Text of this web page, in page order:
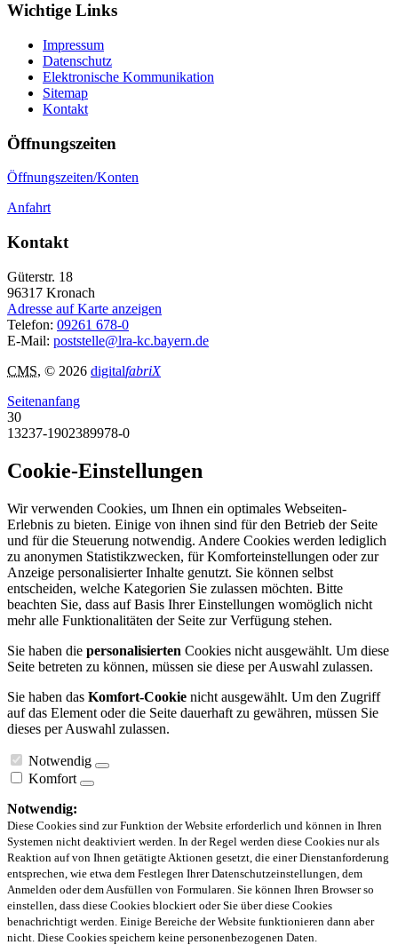
Wichtige Links
Impressum
Datenschutz
Elektronische Kommunikation
Sitemap
Kontakt
Öffnungszeiten
Öffnungszeiten/Konten
Anfahrt
Kontakt
Güterstr. 18
96317 Kronach
Adresse auf Karte anzeigen
Telefon: 09261 678-0
E-Mail: poststelle@lra-kc.bayern.de
CMS, © 2026 digitalfabriX
Seitenanfang
30
13237-1902389978-0
Cookie-Einstellungen
Wir verwenden Cookies, um Ihnen ein optimales Webseiten-
Erlebnis zu bieten. Einige von ihnen sind für den Betrieb der Seite
und für die Steuerung notwendig. Andere Cookies werden lediglich
zu anonymen Statistikzwecken, für Komforteinstellungen oder zur
Anzeige personalisierter Inhalte genutzt. Sie können selbst
entscheiden, welche Kategorien Sie zulassen möchten. Bitte
beachten Sie, dass auf Basis Ihrer Einstellungen womöglich nicht
mehr alle Funktionalitäten der Seite zur Verfügung stehen.
Sie haben die personalisierten Cookies nicht ausgewählt. Um diese
Seite betreten zu können, müssen sie diese per Auswahl zulassen.
Sie haben das Komfort-Cookie nicht ausgewählt. Um den Zugriff
auf das Element oder die Seite dauerhaft zu gewähren, müssen Sie
dieses per Auswahl zulassen.
Notwendig
Komfort
Notwendig:
Diese Cookies sind zur Funktion der Website erforderlich und können in Ihren
Systemen nicht deaktiviert werden. In der Regel werden diese Cookies nur als
Reaktion auf von Ihnen getätigte Aktionen gesetzt, die einer Dienstanforderung
entsprechen, wie etwa dem Festlegen Ihrer Datenschutzeinstellungen, dem
Anmelden oder dem Ausfüllen von Formularen. Sie können Ihren Browser so
einstellen, dass diese Cookies blockiert oder Sie über diese Cookies
benachrichtigt werden. Einige Bereiche der Website funktionieren dann aber
nicht. Diese Cookies speichern keine personenbezogenen Daten.